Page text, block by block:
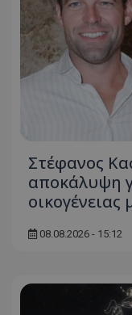
Στέφανος
αποκάλυψη
08.08.2026 - 15:12